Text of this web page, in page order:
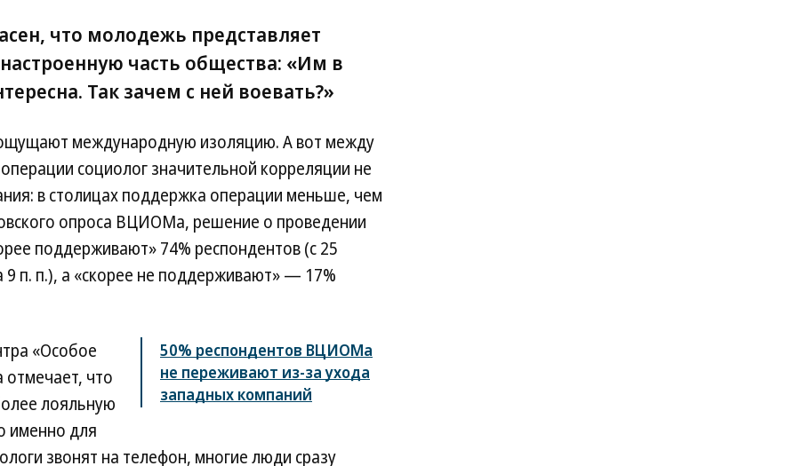
что молодежь представляет
часть общества: «Им в
Так зачем с ней воевать?»
международную изоляцию. А вот между
социолог значительной корреляции не
в столицах поддержка операции меньше, чем
опроса ВЦИОМа, решение о проведении
поддерживают» 74% респондентов (с 25
9 п. п.), а «скорее не поддерживают» — 17%
50% респондентов ВЦИОМа
не переживают из-за ухода
западных компаний
«Особое
отмечает, что
лояльную
именно для
звонят на телефон, многие люди сразу